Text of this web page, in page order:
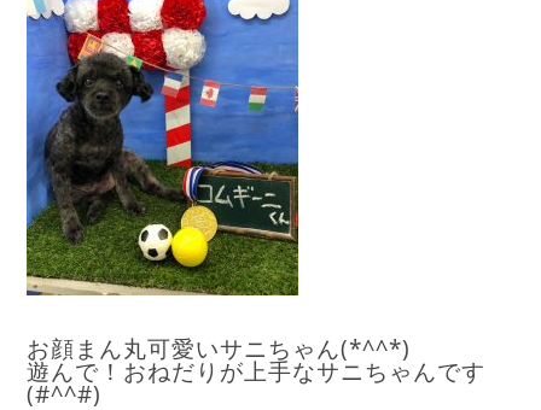
お顔まん丸可愛いサニちゃん(*^^*)
遊んで！おねだりが上手なサニちゃんです
(#^^#)